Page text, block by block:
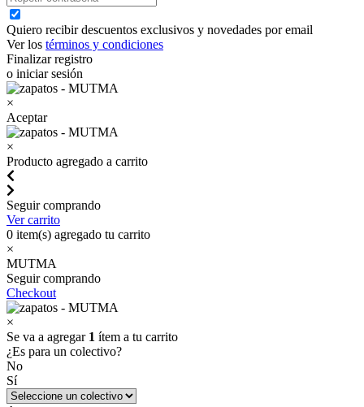
Quiero recibir descuentos exclusivos y novedades por email
Ver los términos y condiciones
Finalizar registro
o iniciar sesión
×
Aceptar
×
Producto agregado a carrito
Seguir comprando
Ver carrito
0 item(s) agregado tu carrito
×
MUTMA
Seguir comprando
Checkout
×
Se va a agregar 1 ítem a tu carrito
¿Es para un colectivo?
No
Sí